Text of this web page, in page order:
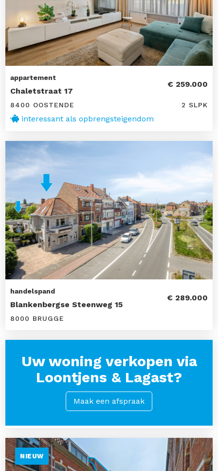
appartement
Chaletstraat 17
€ 259.000
8400 OOSTENDE 2 SLPK
interessant als opbrengsteigendom
handelspand
Blankenbergse Steenweg 15
€ 289.000
8000 BRUGGE
Uw woning verkopen via
Loontjens & Lagast?
Maak een afspraak
NIEUW